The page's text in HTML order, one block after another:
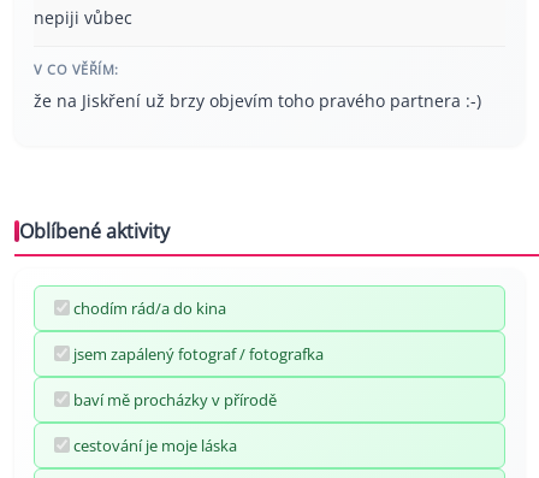
nepiji vůbec
V CO VĚŘÍM:
že na Jiskření už brzy objevím toho pravého partnera :-)
Oblíbené aktivity
chodím rád/a do kina
jsem zapálený fotograf / fotografka
baví mě procházky v přírodě
cestování je moje láska